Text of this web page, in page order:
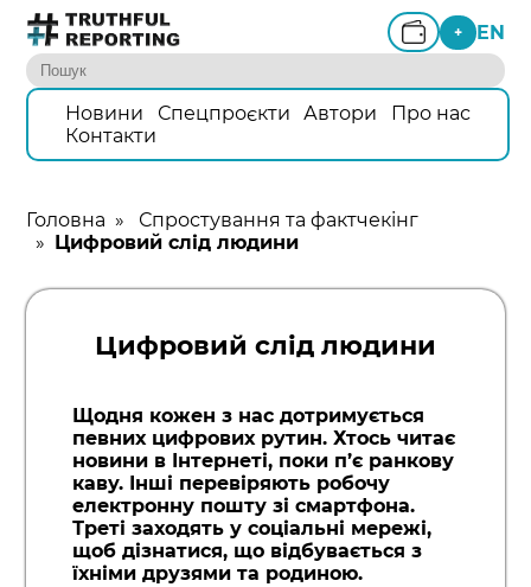
+ EN
Новини Спецпроєкти Автори
Про нас
Контакти
Головна » Спростування та фактчекінг
» Цифровий слід людини
Цифровий слід людини
Щодня кожен з нас дотримується
певних цифрових рутин. Хтось читає
новини в Інтернеті, поки п’є ранкову
каву. Інші перевіряють робочу
електронну пошту зі смартфона.
Треті заходять у соціальні мережі,
щоб дізнатися, що відбувається з
їхніми друзями та родиною.